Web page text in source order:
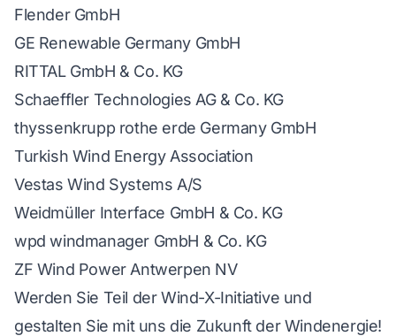
Flender GmbH
GE Renewable Germany GmbH
RITTAL GmbH & Co. KG
Schaeffler Technologies AG & Co. KG
thyssenkrupp rothe erde Germany GmbH
Turkish Wind Energy Association
Vestas Wind Systems A/S
Weidmüller Interface GmbH & Co. KG
wpd windmanager GmbH & Co. KG
ZF Wind Power Antwerpen NV
Werden Sie Teil der Wind-X-Initiative und
gestalten Sie mit uns die Zukunft der Windenergie!